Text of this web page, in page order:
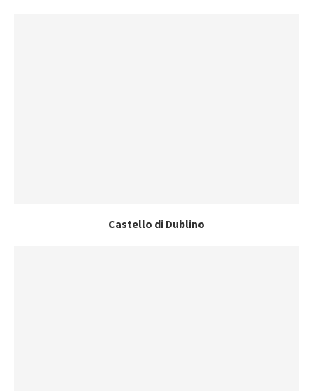
Castello di Dublino